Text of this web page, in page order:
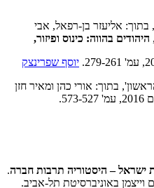
בתוך: אליעזר בן-רפאל, אבי
היהודים בהווה: כינוס ופיזור,
יוסף שפרינצק
בתוך: אורי כהן ומאיר חזן
ישראל – היסטוריה תרבות חברה.
וייצמן באוניברסיטת תל-אביב.